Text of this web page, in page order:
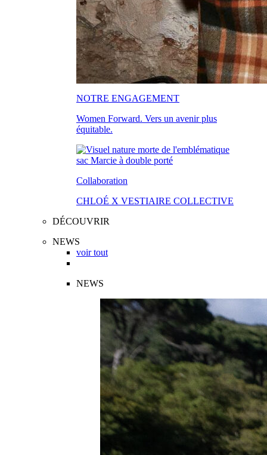
NOTRE ENGAGEMENT
Women Forward. Vers un avenir plus
équitable.
Collaboration
CHLOÉ X VESTIAIRE COLLECTIVE
DÉCOUVRIR
NEWS
voir tout
NEWS